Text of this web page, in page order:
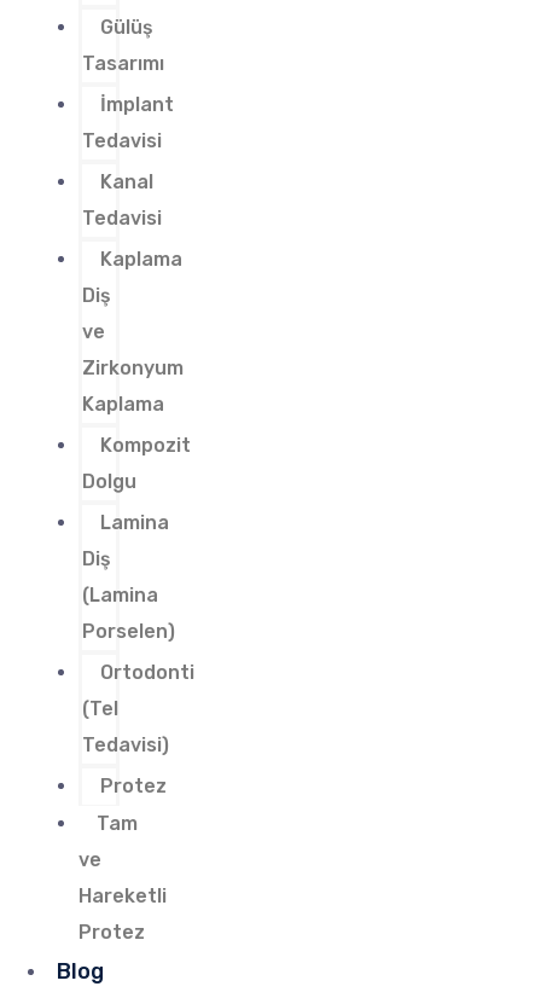
Gülüş
Tasarımı
İmplant
Tedavisi
Kanal
Tedavisi
Kaplama
Diş
ve
Zirkonyum
Kaplama
Kompozit
Dolgu
Lamina
Diş
(Lamina
Porselen)
Ortodonti
(Tel
Tedavisi)
Protez
Tam
ve
Hareketli
Protez
Blog